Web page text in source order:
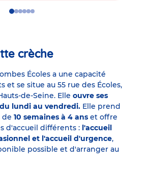
GoGoGoGo
GoGo
crèche
Écoles a une capacité
et se situe au 55 rue des Écoles,
de-Seine. Elle ouvre ses
lundi au vendredi. Elle prend
de 10 semaines à 4 ans et offre
d'accueil différents : l'accueil
et l'accueil d'urgence,
possible et d'arranger au